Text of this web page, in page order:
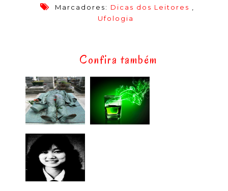
Marcadores: Dicas dos Leitores
Ufologia
Confira também